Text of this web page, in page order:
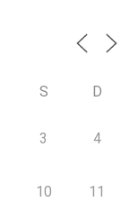
S D
3 4
10 11